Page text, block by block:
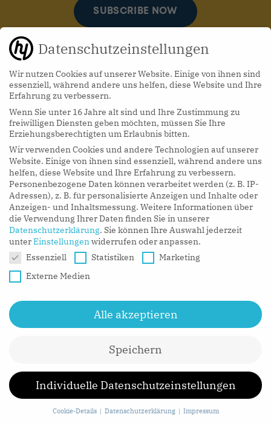
hy Podcasts
LISTEN NOW
SUBSCRIBE NOW
Datenschutzeinstellungen
Wir nutzen Cookies auf unserer Website. Einige von ihnen sind
essenziell, während andere uns helfen, diese Website und Ihre
Erfahrung zu verbessern.
Wenn Sie unter 16 Jahre alt sind und Ihre Zustimmung zu
freiwilligen Diensten geben möchten, müssen Sie Ihre
Erziehungsberechtigten um Erlaubnis bitten.
Wir verwenden Cookies und andere Technologien auf unserer
Website. Einige von ihnen sind essenziell, während andere uns
helfen, diese Website und Ihre Erfahrung zu verbessern.
Personenbezogene Daten können verarbeitet werden (z. B. IP-
Adressen), z. B. für personalisierte Anzeigen und Inhalte oder
Anzeigen- und Inhaltsmessung. Weitere Informationen über
die Verwendung Ihrer Daten finden Sie in unserer
Datenschutzerklärung. Sie können Ihre Auswahl jederzeit
unterEinstellungenwiderrufen oder anpassen.
Datenschutzeinstellungen
Essenziell Statistiken
Marketing
Externe Medien
Alle akzeptieren
Speichern
Individuelle Datenschutzeinstellungen
Cookie-Details Datenschutzerklärung Impressum